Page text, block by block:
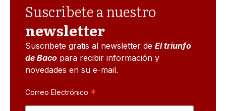
Suscribete a nuestro
newsletter
Suscribete gratis al newsletter de El triunfo
de Baco para recibir información y
novedades en su e-mail.
Correo Electrónico *